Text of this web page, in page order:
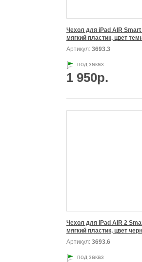
Чехол для iPad AIR
Артикул: 3693.3
под заказ
1 950р.
Чехол для iPad AIR 2
мягкий пластик, цвет
Артикул: 3693.6
под заказ